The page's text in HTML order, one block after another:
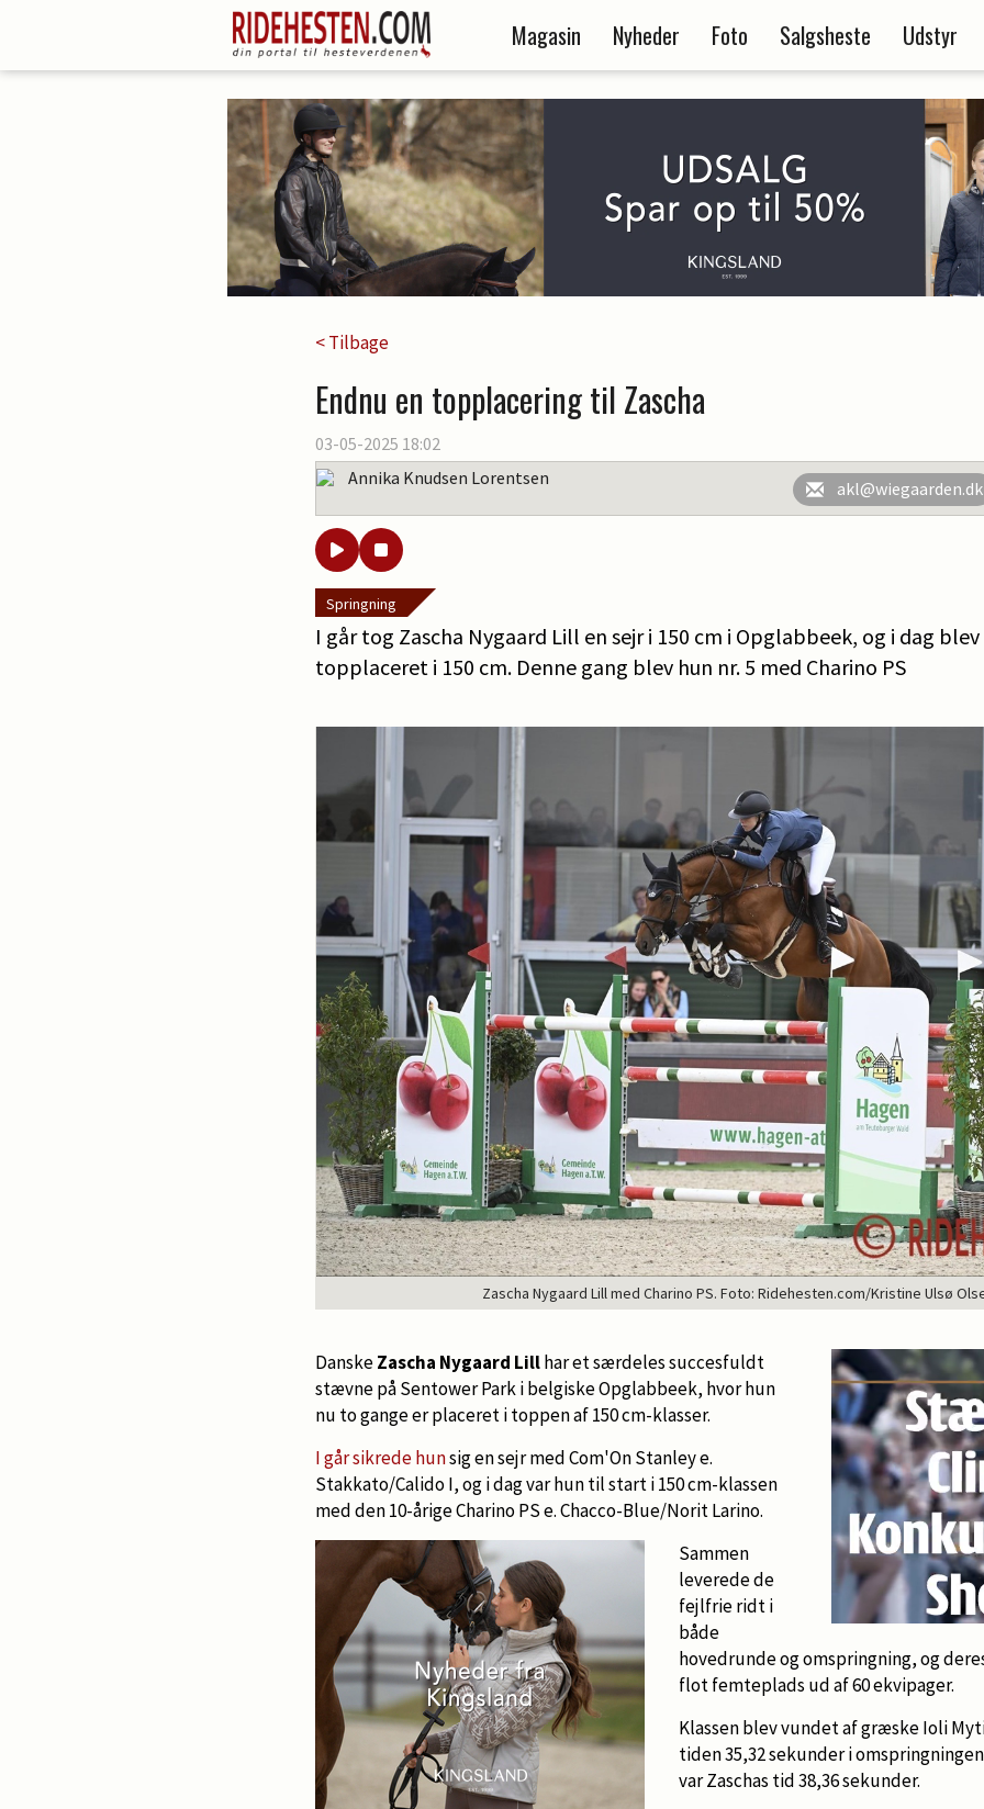
Magasin Nyheder Foto Salgsheste Udstyr
< Tilbage
Endnu en topplacering til Zascha
03-05-2025 18:02
Annika Knudsen Lorentsen
akl@wiegaarden.dk
Springning
I går tog Zascha Nygaard Lill en sejr i 150 cm i Opglabbeek, og i dag
topplaceret i 150 cm. Denne gang blev hun nr. 5 med Charino PS
Zascha Nygaard Lill med Charino PS. Foto: Ridehesten.com/Kristine Ulsø
DanskeZascha Nygaard Lillhar et særdeles succesfuldt
stævne på Sentower Park i belgiske Opglabbeek, hvor hun
nu to gange er placeret i toppen af 150 cm-klasser.
I går sikrede hunsig en sejr med Com'On Stanley e.
Stakkato/Calido I, og i dag var hun til start i 150 cm-klassen
med den 10-årige Charino PS e. Chacco-Blue/Norit Larino.
Sammen
leverede de
fejlfrie ridt i
både
hovedrunde og omspringning, og
flot femteplads ud af 60 ekvipager.
Klassen blev vundet af græske Ioli
tiden 35,32 sekunder i
var Zaschas tid 38,36 sekunder.